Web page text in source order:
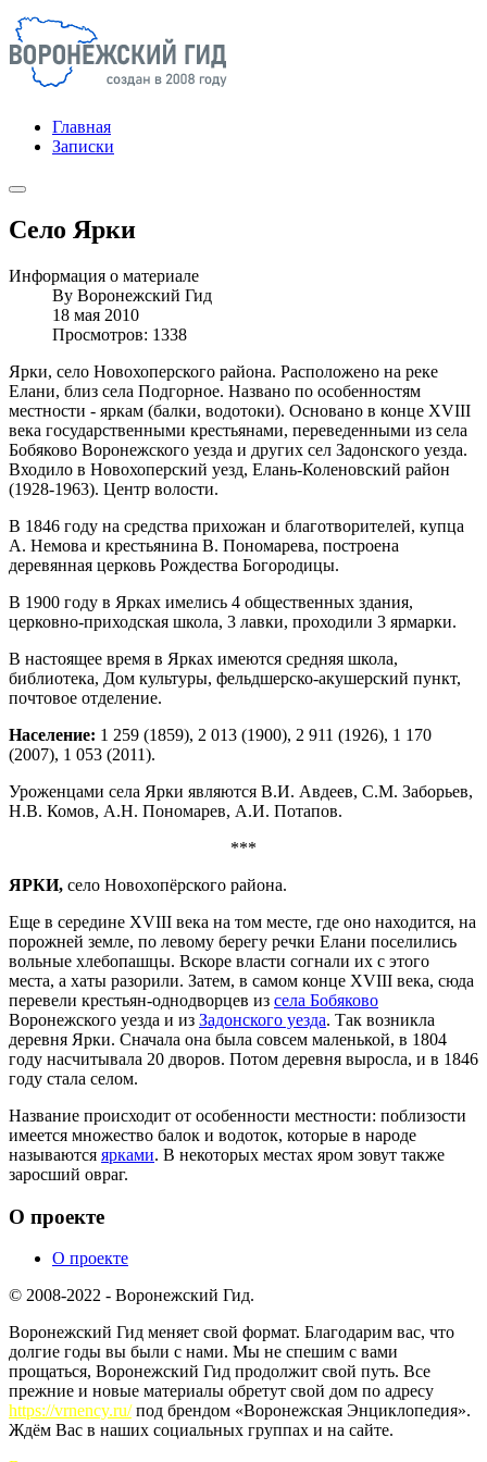
Главная
Записки
Село Ярки
Информация о материале
By Воронежский Гид
18 мая 2010
Просмотров: 1338
Ярки, село Новохоперского района. Расположено на реке
Елани, близ села Подгорное. Названо по особенностям
местности - яркам (балки, водотоки). Основано в конце XVIII
века государственными крестьянами, переведенными из села
Бобяково Воронежского уезда и других сел Задонского уезда.
Входило в Новохоперский уезд, Елань-Коленовский район
(1928-1963). Центр волости.
В 1846 году на средства прихожан и благотворителей, купца
А. Немова и крестьянина В. Пономарева, построена
деревянная церковь Рождества Богородицы.
В 1900 году в Ярках имелись 4 общественных здания,
церковно-приходская школа, 3 лавки, проходили 3 ярмарки.
В настоящее время в Ярках имеются средняя школа,
библиотека, Дом культуры, фельдшерско-акушерский пункт,
почтовое отделение.
Население: 1 259 (1859), 2 013 (1900), 2 911 (1926), 1 170
(2007), 1 053 (2011).
Уроженцами села Ярки являются В.И. Авдеев, С.М. Заборьев,
Н.В. Комов, А.Н. Пономарев, А.И. Потапов.
***
ЯРКИ, село Новохопёрского района.
Еще в середине XVIII века на том месте, где оно находится, на
порожней земле, по левому берегу речки Елани поселились
вольные хлебопашцы. Вскоре власти согнали их с этого
места, а хаты разорили. Затем, в самом конце XVIII века, сюда
перевели крестьян-однодворцев из села Бобяково
Воронежского уезда и из Задонского уезда. Так возникла
деревня Ярки. Сначала она была совсем маленькой, в 1804
году насчитывала 20 дворов. Потом деревня выросла, и в 1846
году стала селом.
Название происходит от особенности местности: поблизости
имеется множество балок и водоток, которые в народе
называются ярками. В некоторых местах яром зовут также
заросший овраг.
О проекте
О проекте
© 2008-2022 - Воронежский Гид.
Воронежский Гид меняет свой формат. Благодарим вас, что
долгие годы вы были с нами. Мы не спешим с вами
прощаться, Воронежский Гид продолжит свой путь. Все
прежние и новые материалы обретут свой дом по адресу
https://vrnency.ru/под брендом «Воронежская Энциклопедия».
Ждём Вас в наших социальных группах и на сайте.